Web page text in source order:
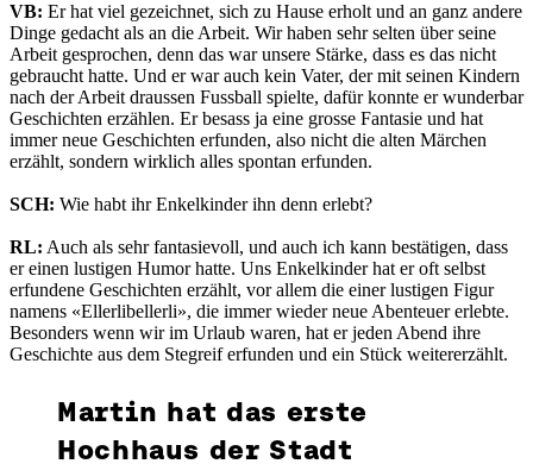
VB: Er hat viel gezeichnet, sich zu Hause erholt und an ganz andere
Dinge gedacht als an die Arbeit. Wir haben sehr selten über seine
Arbeit gesprochen, denn das war unsere Stärke, dass es das nicht
gebraucht hatte. Und er war auch kein Vater, der mit seinen Kindern
nach der Arbeit draussen Fussball spielte, dafür konnte er wunderbar
Geschichten erzählen. Er besass ja eine grosse Fantasie und hat
immer neue Geschichten erfunden, also nicht die alten Märchen
erzählt, sondern wirklich alles spontan erfunden.
SCH: Wie habt ihr Enkelkinder ihn denn erlebt?
RL: Auch als sehr fantasievoll, und auch ich kann bestätigen, dass
er einen lustigen Humor hatte. Uns Enkelkinder hat er oft selbst
erfundene Geschichten erzählt, vor allem die einer lustigen Figur
namens «Ellerlibellerli», die immer wieder neue Abenteuer erlebte.
Besonders wenn wir im Urlaub waren, hat er jeden Abend ihre
Geschichte aus dem Stegreif erfunden und ein Stück weitererzählt.
Martin hat das erste
Hochhaus der Stadt